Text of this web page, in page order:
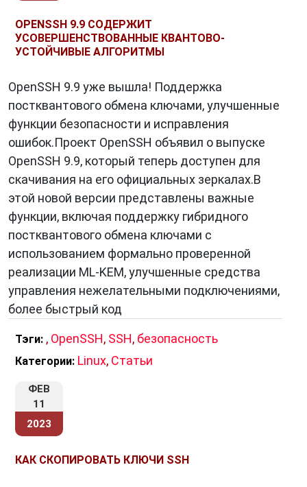
OPENSSH 9.9 СОДЕРЖИТ
УСОВЕРШЕНСТВОВАННЫЕ КВАНТОВО-
УСТОЙЧИВЫЕ АЛГОРИТМЫ
OpenSSH 9.9 уже вышла! Поддержка
постквантового обмена ключами, улучшенные
функции безопасности и исправления
ошибок.Проект OpenSSH объявил о выпуске
OpenSSH 9.9, который теперь доступен для
скачивания на его официальных зеркалах.В
этой новой версии представлены важные
функции, включая поддержку гибридного
постквантового обмена ключами с
использованием формально проверенной
реализации ML-KEM, улучшенные средства
управления нежелательными подключениями,
более быстрый код
Тэги: , OpenSSH, SSH, безопасность
Категории: Linux, Статьи
ФЕВ
11
2023
КАК СКОПИРОВАТЬ КЛЮЧИ SSH